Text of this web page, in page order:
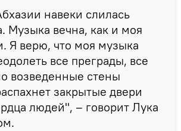
навеки слилась
Музыка вечна, как и моя
Я верю, что моя музыка
все преграды, все
возведенные стены
закрытые двери
людей", – говорит Лука